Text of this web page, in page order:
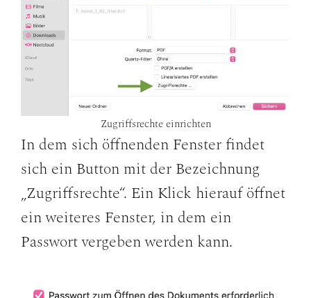
Zugriffsrechte einrichten
In dem sich öffnenden Fenster findet
sich ein Button mit der Bezeichnung
„Zugriffsrechte“. Ein Klick hierauf öffnet
ein weiteres Fenster, in dem ein
Passwort vergeben werden kann.